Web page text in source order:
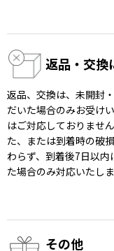
返品・交換
返品、交換は、未開封
だいた場合のみお受け
はご対応しておりませ
た、または到着時の破
わらず、到着後7日以
た場合のみ対応いたしま
その他